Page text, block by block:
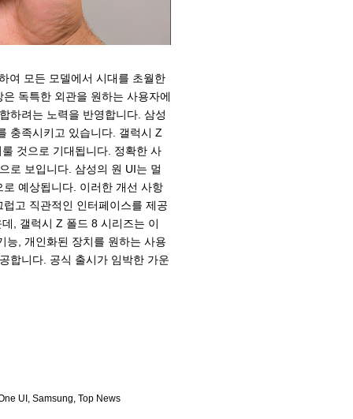
여 모든 모델에서 시대를 초월한
독특한 외관을 원하는 사용자에
하려는 노력을 반영합니다. 삼성
충족시키고 있습니다. 갤럭시 Z
것으로 기대됩니다. 정확한 사
로 보입니다. 삼성의 원 UI는 멀
예상됩니다. 이러한 개선 사항
고 직관적인 인터페이스를 제공
, 갤럭시 Z 폴드 8 시리즈는 이
능, 개인화된 장치를 원하는 사용
합니다. 공식 출시가 임박한 가운
UI Samsung Top News